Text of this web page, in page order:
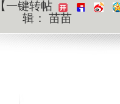
【一键转帖
辑： 苗苗